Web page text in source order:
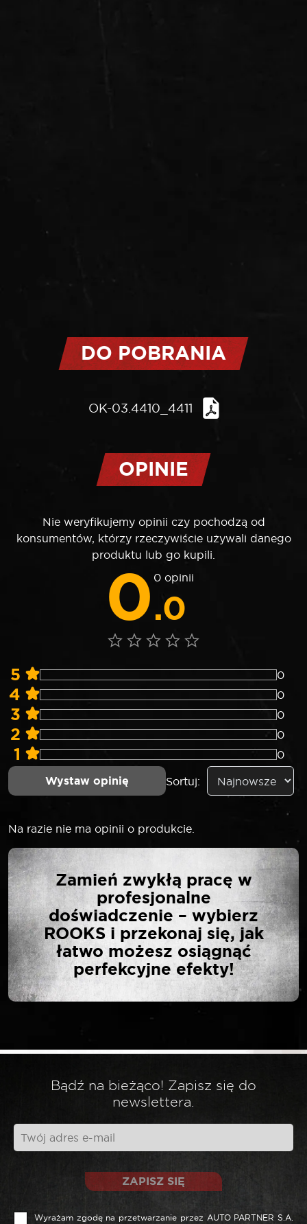
DO POBRANIA
OK-03.4410_4411
OPINIE
Nie weryfikujemy opinii czy pochodzą od
konsumentów, którzy rzeczywiście używali danego
produktu lub go kupili.
0.0
0 opinii
5 0
4 0
3 0
2 0
1 0
Wystaw opinię Sortuj:
Na razie nie ma opinii o produkcie.
NAPISZ PIERWSZĄ
OPINIĘ O „ROOKS 20V
AQ-ONE UDAROWY
KLUCZ KĄTOWY,
ZAKRĘTARKA 3/8″
80/100 NM KPL Z
AKUMULATOREM 2 AH”
Wymagane pola są oznaczone*
Twoja ocena*
Twoja opinia *
Zamień zwykłą pracę w
profesjonalne
doświadczenie – wybierz
ROOKS i przekonaj się, jak
łatwo możesz osiągnąć
perfekcyjne efekty!
Bądź na bieżąco! Zapisz się do
newslettera.
ZAPISZ SIĘ
Wyrażam zgodę na przetwarzanie przez AUTO PARTNER S.A.